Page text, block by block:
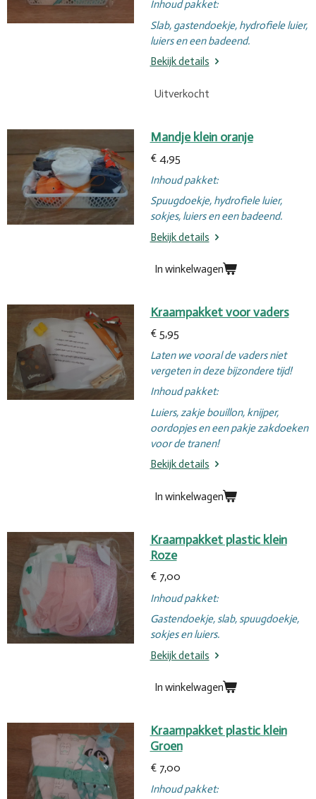
Inhoud pakket:
Slab, gastendoekje, hydrofiele luier,
luiers en een badeend.
Bekijk details
Uitverkocht
Mandje klein oranje
€ 4,95
Inhoud pakket:
Spuugdoekje, hydrofiele luier,
sokjes, luiers en een badeend.
Bekijk details
In winkelwagen
Kraampakket voor vaders
€ 5,95
Laten we vooral de vaders niet
vergeten in deze bijzondere tijd!
Inhoud pakket:
Luiers, zakje bouillon, knijper,
oordopjes en een pakje zakdoeken
voor de tranen!
Bekijk details
In winkelwagen
Kraampakket plastic klein
Roze
€ 7,00
Inhoud pakket:
Gastendoekje, slab, spuugdoekje,
sokjes en luiers.
Bekijk details
In winkelwagen
Kraampakket plastic klein
Groen
€ 7,00
Inhoud pakket: